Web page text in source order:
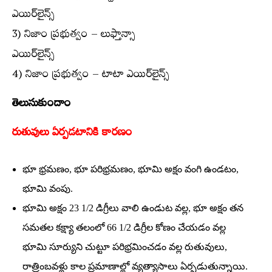
ఎయిర్‌లైన్స్‌
3) నిజాం ప్రభుత్వం – లుఫ్తాన్సా
ఎయిర్‌లైన్స్‌
4) నిజాం ప్రభుత్వం – టాటా ఎయిర్‌లైన్స్‌
తెలుసుకుందాం
రుతువులు ఏర్పడటానికి కారణం
భూ భ్రమణం, భూ పరిభ్రమణం, భూమి అక్షం వంగి ఉండటం,
భూమి వంపు.
భూమి అక్షం 23 1/2 డిగ్రీలు వాలి ఉండుట వల్ల, భూ అక్షం తన
సమతల కక్ష్యా తలంలో 66 1/2 డిగ్రీల కోణం చేయడం వల్ల
భూమి సూర్యుని చుట్టూ పరిభ్రమించడం వల్ల రుతువులు,
రాత్రింబవళ్లు కాల ప్రమాణాల్లో వ్యత్యాసాలు ఏర్పడుతున్నాయి.